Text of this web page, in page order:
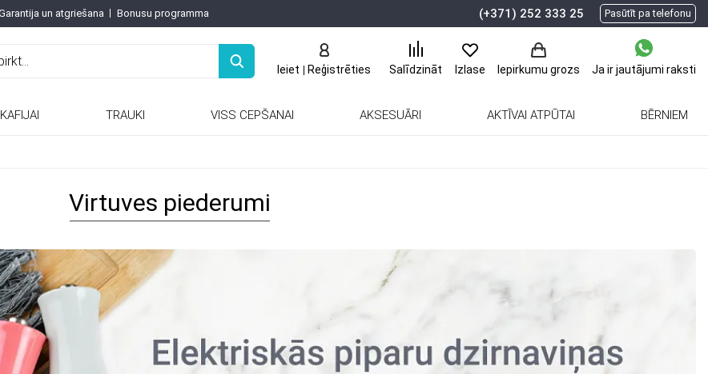
un atgriešana Bonusu programma (+371) 252 333 25 Pasūtīt pa telefonu
Ieiet Reģistrēties Salīdzināt Izlase Iepirkumu grozs Ja ir jautājumi raksti
TRAUKI VISS CEPŠANAI AKSESUĀRI AKTĪVAI ATPŪTAI BĒRNIEM
Virtuves piederumi